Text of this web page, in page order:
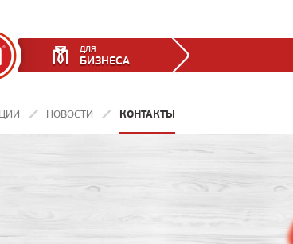
ДЛЯ
БИЗНЕСА
НОВОСТИ КОНТАКТЫ